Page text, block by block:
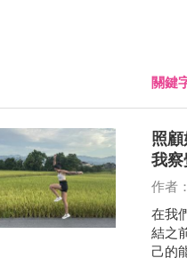
關鍵
照
我察
作者
在我
結之
己的